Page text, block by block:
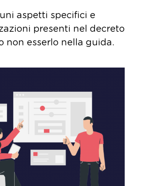
aspetti specifici e
presenti nel decreto
non esserlo nella guida.